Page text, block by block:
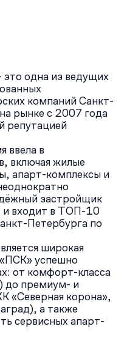
одна из ведущих
компаний Санкт-
рынке с 2007 года
репутацией
ввела в
включая жилые
апарт-комплексы и
застройщик
и входит в ТОП-10
Петербурга по
широкая
успешно
от комфорт-класса
до премиум- и
«Северная корона»,
а также
сервисных апарт-